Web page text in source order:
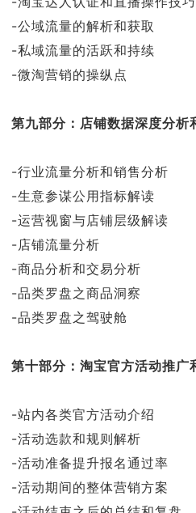
-公域流量的解析和获取
-私域流量的活跃和持续
-微淘营销的操纵点
第九部分：店铺数据深度分析
-行业流量分析和销售分析
-生意参谋公用指标解读
-运营视窗与店铺层级解读
-店铺流量分析
-商品分析和交易分析
-品类罗盘之商品洞察
-品类罗盘之驾驶舱
第十部分：淘宝官方活动推广
-站内各类官方活动介绍
-活动选款和规则解析
-活动准备提升报名通过率
-活动期间的整体营销方案